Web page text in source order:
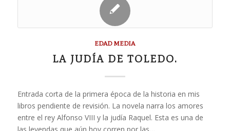
EDAD MEDIA
LA JUDÍA DE TOLEDO.
Entrada corta de la primera época de la historia en mis
libros pendiente de revisión. La novela narra los amores
entre el rey Alfonso VIII y la judía Raquel. Esta es una de